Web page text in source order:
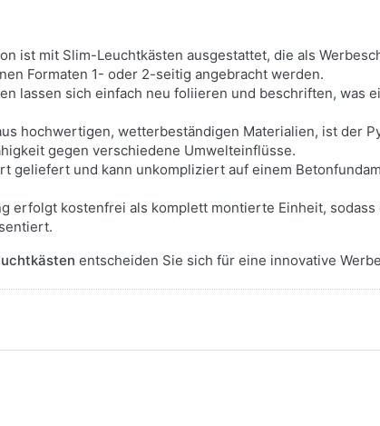
ist mit Slim-Leuchtkästen ausgestattet, die als
Formaten 1- oder 2-seitig angebracht werden.
lassen sich einfach neu foliieren und beschriften, was
hochwertigen, wetterbeständigen Materialien, ist der
gegen verschiedene Umwelteinflüsse.
geliefert und kann unkompliziert auf einem
erfolgt kostenfrei als komplett montierte Einheit,
entscheiden Sie sich für eine innovative